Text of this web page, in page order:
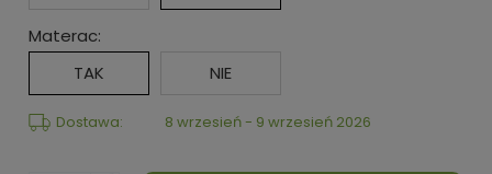
Materac:
TAK
NIE
Dostawa: 8 wrzesień - 9 wrzesień 2026